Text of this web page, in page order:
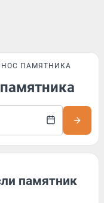
ПАМЯТНИКА
памятник